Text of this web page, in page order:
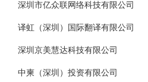
深圳市亿众联网络科技有限公司
译虹（深圳）国际翻译有限公司
深圳京美慧达科技有限公司
中柬（深圳）投资有限公司